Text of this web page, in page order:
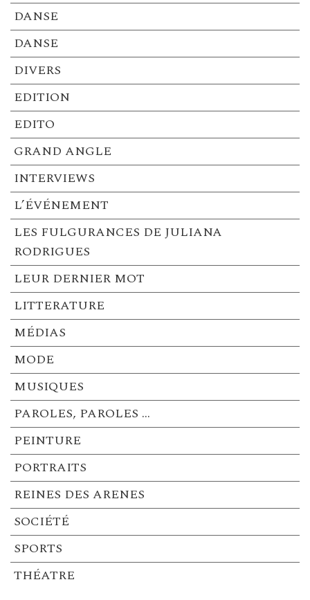
DANSE
DANSE
DIVERS
EDITION
EDITO
GRAND ANGLE
INTERVIEWS
L’ÉVÉNEMENT
LES FULGURANCES DE JULIANA
RODRIGUES
LEUR DERNIER MOT
LITTERATURE
MÉDIAS
MODE
MUSIQUES
PAROLES, PAROLES …
PEINTURE
PORTRAITS
REINES DES ARENES
SOCIÉTÉ
SPORTS
THÉATRE